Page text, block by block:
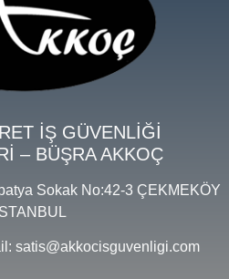
İŞ GÜVENLİĞİ
– BÜŞRA AKKOÇ
Sokak No:42-3 ÇEKMEKÖY
satis@akkocisguvenligi.com